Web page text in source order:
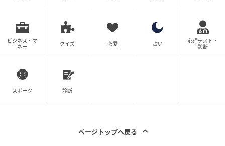
子育て・くらし・レシピ・ハンドメイド・ビューテ
ィの情報がセレクトできるように、最新情報やラン
キング、すぐに役立つサービスをお届けします。
作品をもっとみる
ビジネス・マ
ネー
クイズ 恋愛 占い
心理テスト・
診断
スポーツ 診断
ページトップへ戻る